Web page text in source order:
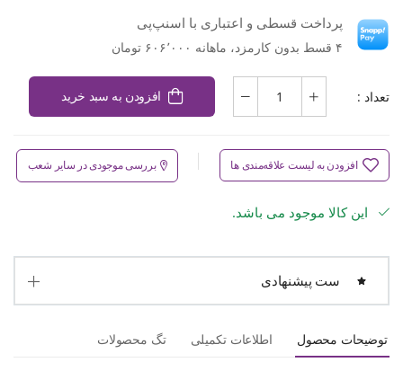
پرداخت قسطی و اعتباری با اسنپ‌پی
۴ قسط بدون کارمزد، ماهانه ۶۰۶٬۰۰۰ تومان
تعداد : افزودن به سبد خرید
افزودن به لیست علاقه‌مندی ها بررسی موجودی در سایر شعب
این کالا موجود می باشد.
ست پیشنهادی
توضیحات محصول اطلاعات تکمیلی تگ محصولات